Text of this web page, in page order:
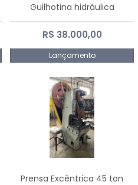
Guilhotina hidráulica
R$ 38.000,00
Lançamento
Prensa Excêntrica 45 ton